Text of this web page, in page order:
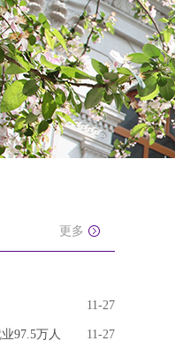
更多
11-27
97.5万人 11-27